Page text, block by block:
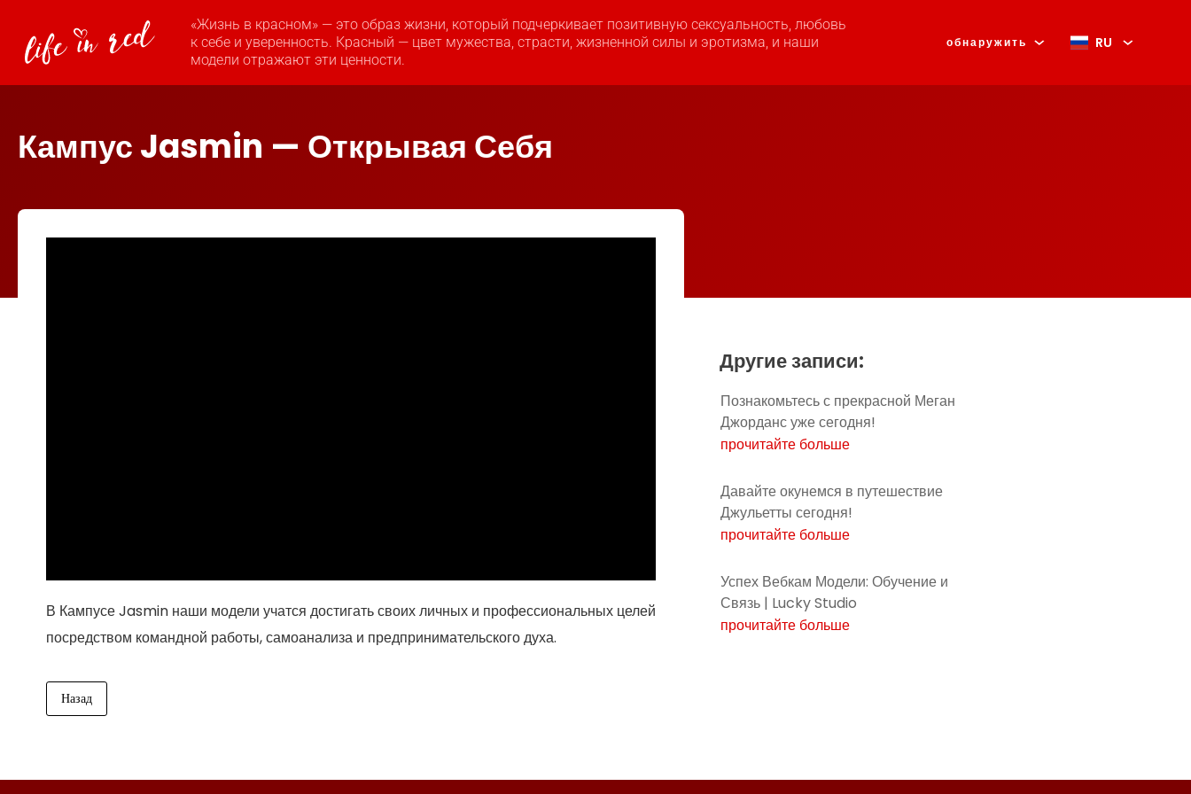
«Жизнь в красном» — это образ жизни, который подчеркивает позитивную сексуальность, любовь
к себе и уверенность. Красный — цвет мужества, страсти, жизненной силы и эротизма, и наши
модели отражают эти ценности.
обнаружить RU
Кампус Jasmin — Открывая Себя
В Кампусе Jasmin наши модели учатся достигать своих личных и профессиональных целей
посредством командной работы, самоанализа и предпринимательского духа.
Назад
Другие записи:
Познакомьтесь с прекрасной Меган
Джорданс уже сегодня!
прочитайте больше
Давайте окунемся в путешествие
Джульетты сегодня!
прочитайте больше
Успех Вебкам Модели: Обучение и
Связь | Lucky Studio
прочитайте больше